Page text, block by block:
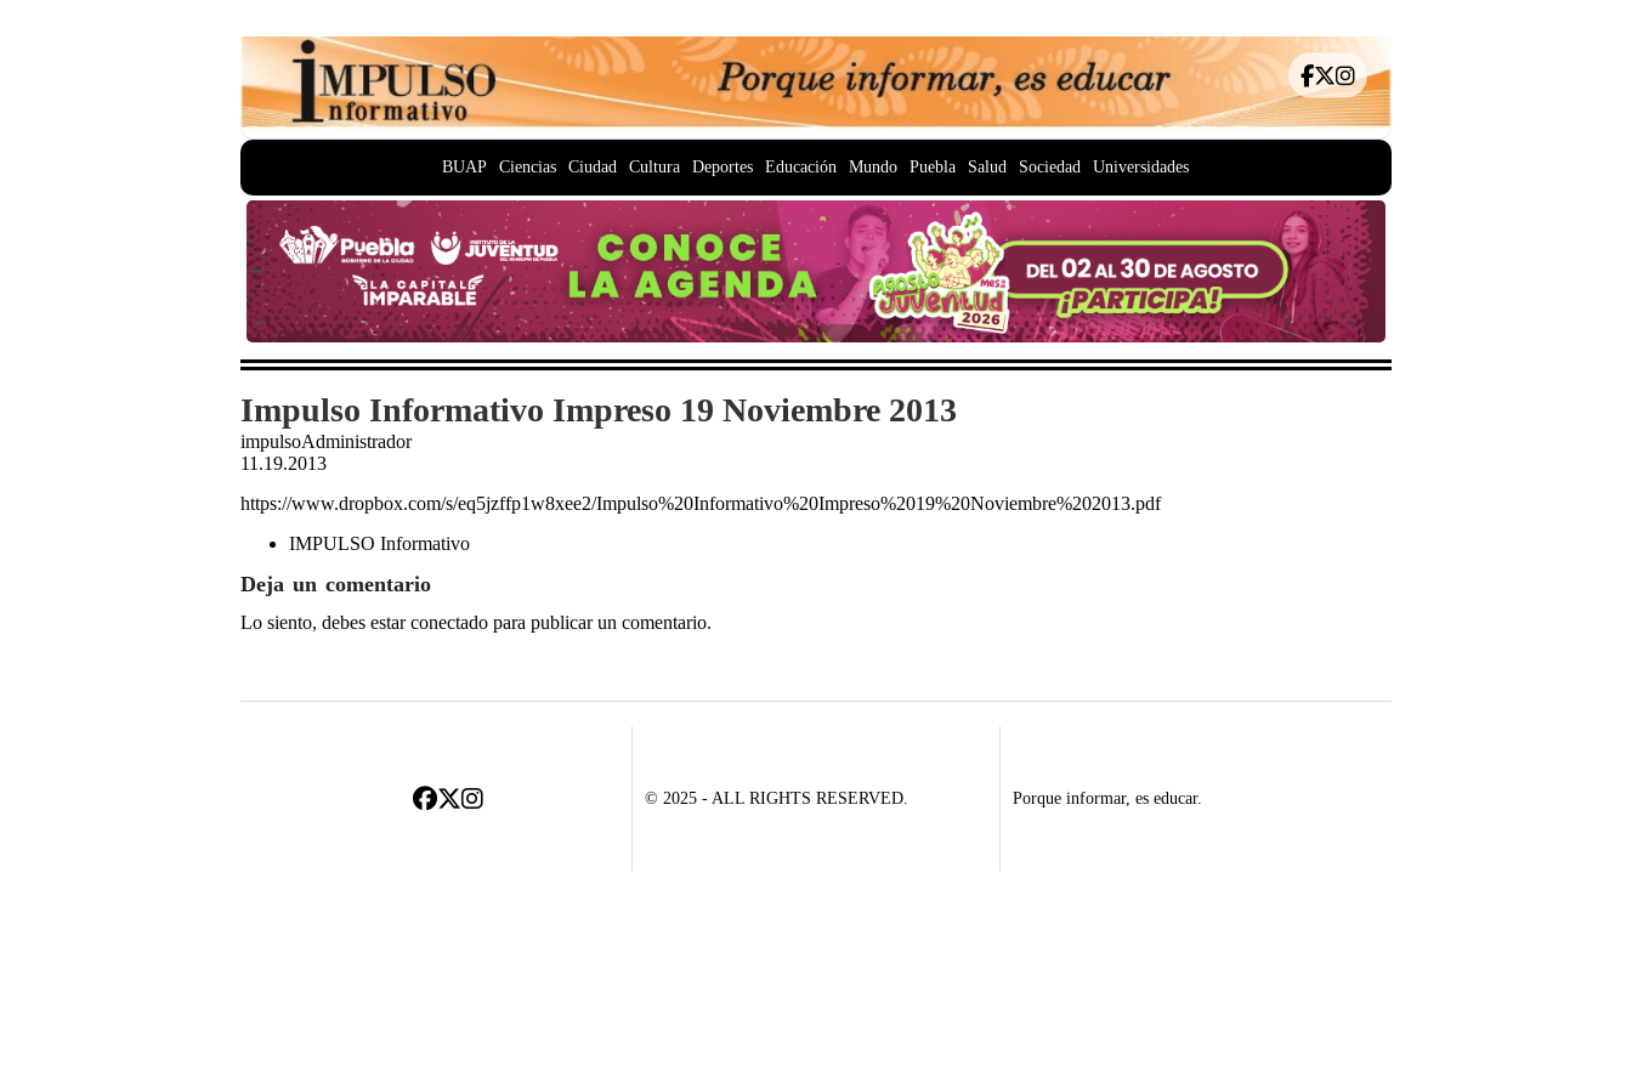
BUAP Ciencias Ciudad Cultura Deportes Educación Mundo Puebla Salud Sociedad Universidades
Impulso Informativo Impreso 19 Noviembre 2013
impulsoAdministrador
11.19.2013
https://www.dropbox.com/s/eq5jzffp1w8xee2/Impulso%20Informativo%20Impreso%2019%20Noviembre%202013.pdf
IMPULSO Informativo
Deja un comentario
Lo siento, debes estarconectado para publicar un comentario.
© 2025 - ALL RIGHTS RESERVED. Porque informar, es educar.